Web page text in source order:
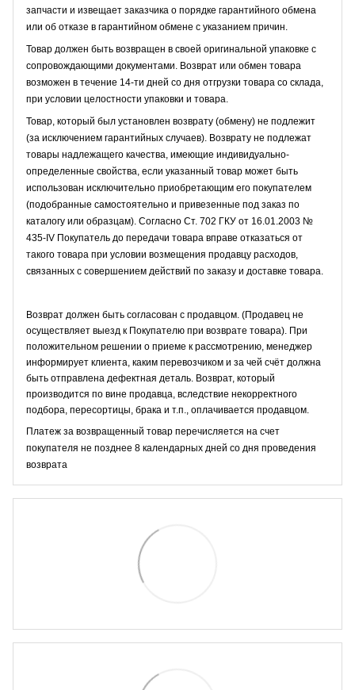
запчасти и извещает заказчика о порядке гарантийного обмена
или об отказе в гарантийном обмене с указанием причин.
Товар должен быть возвращен в своей оригинальной упаковке с
сопровождающими документами. Возврат или обмен товара
возможен в течение 14-ти дней со дня отгрузки товара со склада,
при условии целостности упаковки и товара.
Товар, который был установлен возврату (обмену) не подлежит
(за исключением гарантийных случаев). Возврату не подлежат
товары надлежащего качества, имеющие индивидуально-
определенные свойства, если указанный товар может быть
использован исключительно приобретающим его покупателем
(подобранные самостоятельно и привезенные под заказ по
каталогу или образцам). Согласно Ст. 702 ГКУ от 16.01.2003 №
435-IV Покупатель до передачи товара вправе отказаться от
такого товара при условии возмещения продавцу расходов,
связанных с совершением действий по заказу и доставке товара.
Возврат должен быть согласован с продавцом. (Продавец не
осуществляет выезд к Покупателю при возврате товара). При
положительном решении о приеме к рассмотрению, менеджер
информирует клиента, каким перевозчиком и за чей счёт должна
быть отправлена дефектная деталь. Возврат, который
производится по вине продавца, вследствие некорректного
подбора, пересортицы, брака и т.п., оплачивается продавцом.
Платеж за возвращенный товар перечисляется на счет
покупателя не позднее 8 календарных дней со дня проведения
возврата